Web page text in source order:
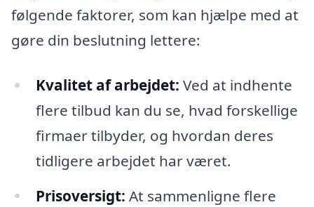
følgende faktorer, som kan hjælpe med at
gøre din beslutning lettere:
Kvalitet af arbejdet: Ved at indhente
flere tilbud kan du se, hvad forskellige
firmaer tilbyder, og hvordan deres
tidligere arbejdet har været.
Prisoversigt: At sammenligne flere